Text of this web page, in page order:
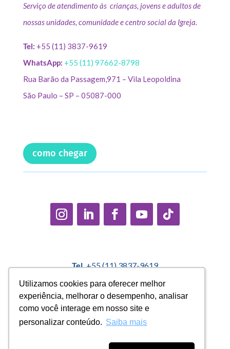
Utilizamos cookies para oferecer melhor
experiência, melhorar o desempenho, analisar
como você interage em nosso site e
personalizar conteúdo. Saiba mais
Utilizamos cookies para oferecer melhor
experiência, melhorar o desempenho, analisar
como você interage em nosso site e
personalizar conteúdo. Saiba mais
Serviço de atendimento às crianças, jovens e adultos de
nossas unidades, comunidade e centro social da Igreja.
Tel: +55 (11) 3837-9619
WhatsApp: +55 (11) 97662-8798
Rua Barão da Passagem,971 – Vila Leopoldina
São Paulo – SP – 05087-000
como chegar
Tel.+55 (11) 3837-9619
Política Interna de Proteção de Dados |Encarregado de
Dados: Marcelo Correa |
denuncias@casadopequenocidadao.org.br